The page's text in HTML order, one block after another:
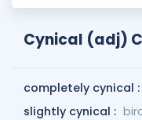
Cynical (adj)
completely cynical :
slightly cynical :